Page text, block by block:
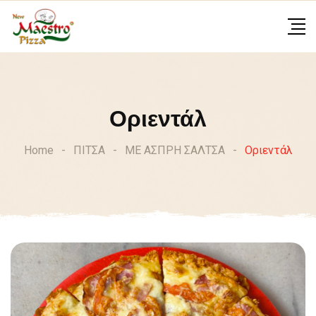
content
Οριεντάλ
Home - ΠΙΤΣΑ - ΜΕ ΑΣΠΡΗ ΣΑΛΤΣΑ - Οριεντάλ